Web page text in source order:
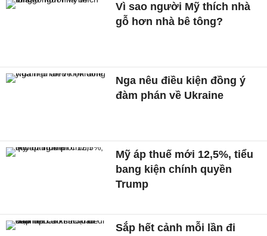
Vì sao người Mỹ thích nhà
gỗ hơn nhà bê tông?
Nga nêu điều kiện đồng ý
đàm phán về Ukraine
Mỹ áp thuế mới 12,5%, tiểu
bang kiện chính quyền
Trump
Sắp hết cảnh mỗi lần đi